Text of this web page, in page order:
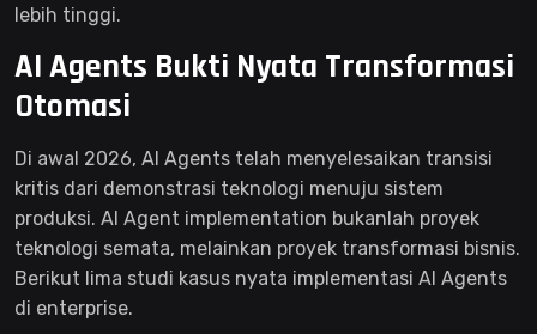
lebih tinggi.
AI Agents Bukti Nyata Transformasi
Otomasi
Di awal 2026, AI Agents telah menyelesaikan transisi
kritis dari demonstrasi teknologi menuju sistem
produksi. AI Agent implementation bukanlah proyek
teknologi semata, melainkan proyek transformasi bisnis.
Berikut lima studi kasus nyata implementasi AI Agents
di enterprise.